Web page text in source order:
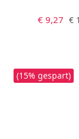
€ 9,27 €
(15% gespart)